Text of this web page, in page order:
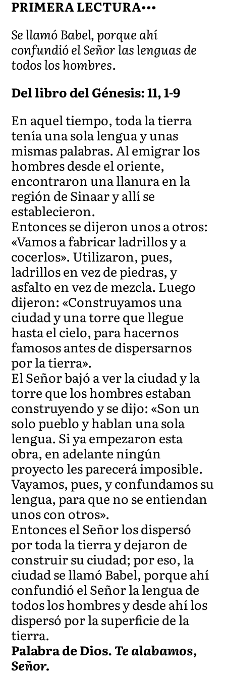
PRIMERA LECTURA•••
Se llamó Babel, porque ahí
confundió el Señor las lenguas de
todos los hombres.
Del libro del Génesis: 11, 1-9
En aquel tiempo, toda la tierra
tenía una sola lengua y unas
mismas palabras. Al emigrar los
hombres desde el oriente,
encontraron una llanura en la
región de Sinaar y allí se
establecieron.
Entonces se dijeron unos a otros:
«Vamos a fabricar ladrillos y a
cocerlos». Utilizaron, pues,
ladrillos en vez de piedras, y
asfalto en vez de mezcla. Luego
dijeron: «Construyamos una
ciudad y una torre que llegue
hasta el cielo, para hacernos
famosos antes de dispersarnos
por la tierra».
El Señor bajó a ver la ciudad y la
torre que los hombres estaban
construyendo y se dijo: «Son un
solo pueblo y hablan una sola
lengua. Si ya empezaron esta
obra, en adelante ningún
proyecto les parecerá imposible.
Vayamos, pues, y confundamos su
lengua, para que no se entiendan
unos con otros».
Entonces el Señor los dispersó
por toda la tierra y dejaron de
construir su ciudad; por eso, la
ciudad se llamó Babel, porque ahí
confundió el Señor la lengua de
todos los hombres y desde ahí los
dispersó por la superficie de la
tierra.
Palabra de Dios.Te alabamos,
Señor.